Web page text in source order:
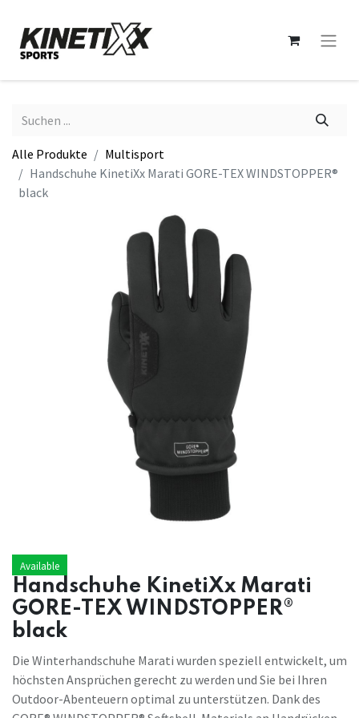
Alle Produkte
Multisport
Handschuhe KinetiXx Marati GORE-TEX WINDSTOPPER®
black
Available
Handschuhe KinetiXx Marati
GORE-TEX WINDSTOPPER®
black
Die Winterhandschuhe Marati wurden speziell entwickelt, um
höchsten Ansprüchen gerecht zu werden und Sie bei Ihren
Outdoor-Abenteuern optimal zu unterstützen. Dank des